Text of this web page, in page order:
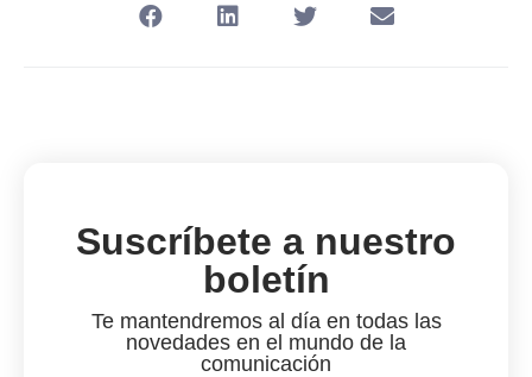
Suscríbete a nuestro
boletín
Te mantendremos al día en todas las
novedades en el mundo de la
comunicación